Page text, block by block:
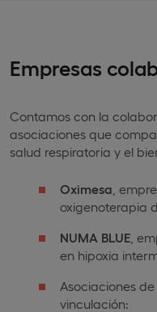
Empresas
Contamos con la
asociaciones que
salud respiratoria y el
Oximesa ,
oxigenoterapia
NUMA BLUE ,
en hipoxia
Asociaciones
vinculación: